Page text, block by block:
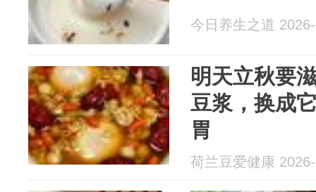
今日养生之道
明天立秋要
豆浆，换成
胃
荷兰豆爱健康